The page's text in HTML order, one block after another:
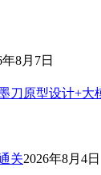
年8月7日
刀原型设计+
关2026年8月4日